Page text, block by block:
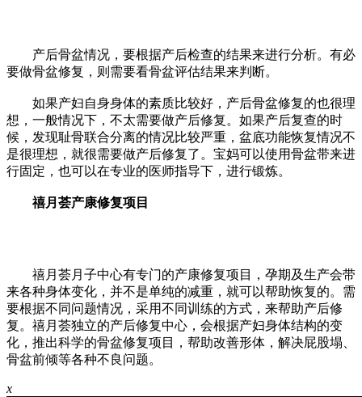
产后骨盆情况，要根据产后检查的结果来进行分析。有必
要做骨盆修复，则需要看骨盆评估结果来判断。
如果产妇自身身体的素质比较好，产后骨盆修复的也很理
想，一般情况下，不太需要做产后修复。如果产后复查的时
候，发现耻骨联合分离的情况比较严重，盆底功能恢复情况不
是很理想，就很需要做产后修复了。宝妈可以使用骨盆带来进
行固定，也可以在专业的医师指导下，进行锻炼。
禧月荟产康修复项目
禧月荟月子中心有专门的产康修复项目，孕期及生产会带
来各种身体变化，并不是单纯的减重，就可以帮助恢复的。需
要根据不同问题情况，采用不同训练的方式，来帮助产后修
复。禧月荟独立的产后修复中心，会根据产妇身体结构的变
化，推出科学的骨盆修复项目，帮助改善形体，解决屁股塌、
骨盆前倾等各种不良问题。
x